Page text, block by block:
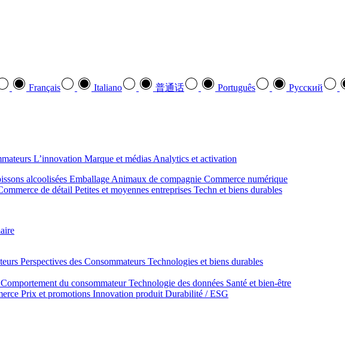
Français Italiano 普通话 Português Pусский
L’innovation Marque et médias Analytics et activation
alcoolisées Emballage Animaux de compagnie Commerce numérique
de détail Petites et moyennes entreprises Techn et biens durables
Perspectives des Consommateurs Technologies et biens durables
Comportement du consommateur Technologie des données Santé et bien‑être
Prix et promotions Innovation produit Durabilité / ESG